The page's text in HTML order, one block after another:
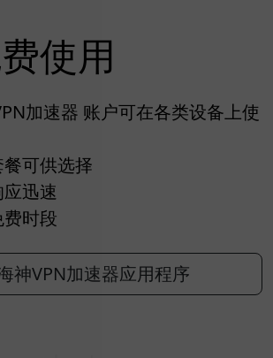
使用
加速器 账户可在各类设备上使
可供选择
迅速
时段
神VPN加速器应用程序